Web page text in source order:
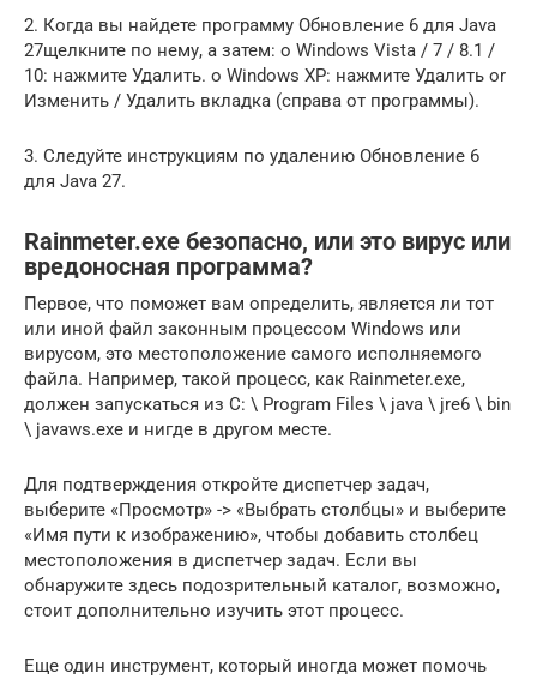
2. Когда вы найдете программу Обновление 6 для Java
27щелкните по нему, а затем: o Windows Vista / 7 / 8.1 /
10: нажмите Удалить. o Windows XP: нажмите Удалить or
Изменить / Удалить вкладка (справа от программы).
3. Следуйте инструкциям по удалению Обновление 6
для Java 27.
Rainmeter.exe безопасно, или это вирус или
вредоносная программа?
Первое, что поможет вам определить, является ли тот
или иной файл законным процессом Windows или
вирусом, это местоположение самого исполняемого
файла. Например, такой процесс, как Rainmeter.exe,
должен запускаться из C: \ Program Files \ java \ jre6 \ bin
\ javaws.exe и нигде в другом месте.
Для подтверждения откройте диспетчер задач,
выберите «Просмотр» -> «Выбрать столбцы» и выберите
«Имя пути к изображению», чтобы добавить столбец
местоположения в диспетчер задач. Если вы
обнаружите здесь подозрительный каталог, возможно,
стоит дополнительно изучить этот процесс.
Еще один инструмент, который иногда может помочь